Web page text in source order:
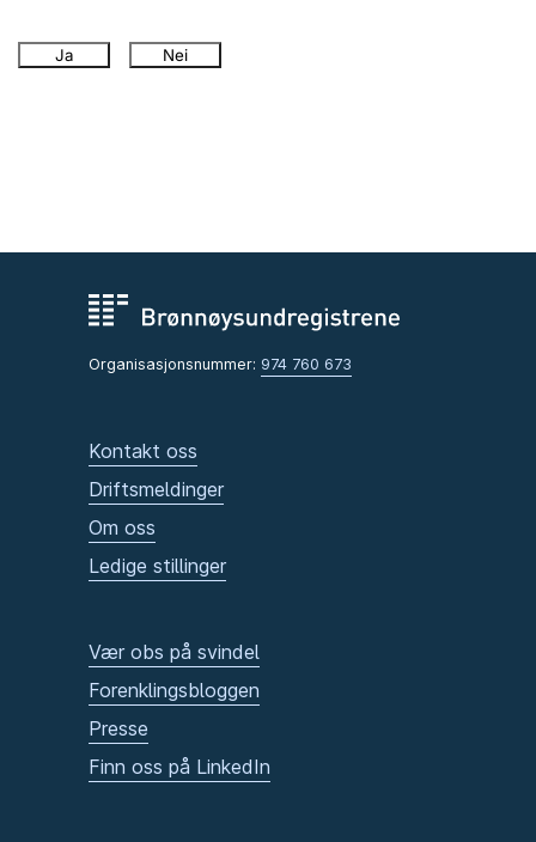
Ja Nei
Organisasjonsnummer: 974 760 673
Kontakt oss
Driftsmeldinger
Om oss
Ledige stillinger
Vær obs på svindel
Forenklingsbloggen
Presse
Finn oss på LinkedIn